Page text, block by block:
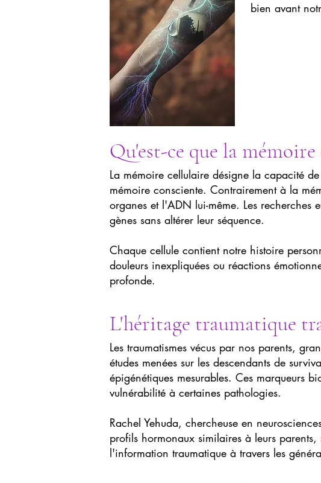
bien avant
Qu'est-ce que la
La mémoire cellulaire désigne la capacité
mémoire consciente. Contrairement à la
organes et l'ADN lui-même. Les recherches
gènes sans altérer leur séquence.
Chaque cellule contient notre histoire
douleurs inexpliquées ou réactions
profonde.
L'héritage traumatique
Les traumatismes vécus par nos parents,
études menées sur les descendants de
épigénétiques mesurables. Ces marqueurs
vulnérabilité à certaines pathologies.
Rachel Yehuda, chercheuse en
profils hormonaux similaires à leurs parents,
l'information traumatique à travers les